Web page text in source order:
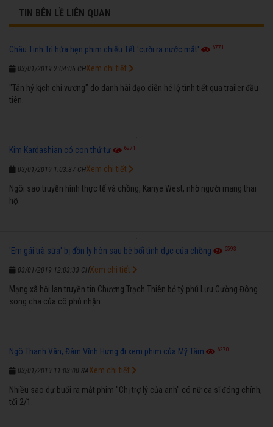
TIN BÊN LỀ LIÊN QUAN
Châu Tinh Trì hứa hẹn phim chiếu Tết 'cười ra nước mắt' 6771
03/01/2019 2:04:06 CH
"Tân hỷ kịch chi vương" do danh hài đạo diễn hé lộ tình tiết qua trailer đầu
tiên.
Xem chi tiết
Kim Kardashian có con thứ tư 6271
03/01/2019 1:03:37 CH
Ngôi sao truyền hình thực tế và chồng, Kanye West, nhờ người mang thai
hộ.
Xem chi tiết
'Em gái trà sữa' bị đồn ly hôn sau bê bối tình dục của chồng 6593
03/01/2019 12:03:33 CH
Mạng xã hội lan truyền tin Chương Trạch Thiên bỏ tỷ phú Lưu Cường Đông
song cha của cô phủ nhận.
Xem chi tiết
Ngô Thanh Vân, Đàm Vĩnh Hưng đi xem phim của Mỹ Tâm 6270
03/01/2019 11:03:00 SA
Nhiều sao dự buổi ra mắt phim "Chị trợ lý của anh" có nữ ca sĩ đóng chính,
tối 2/1.
Xem chi tiết